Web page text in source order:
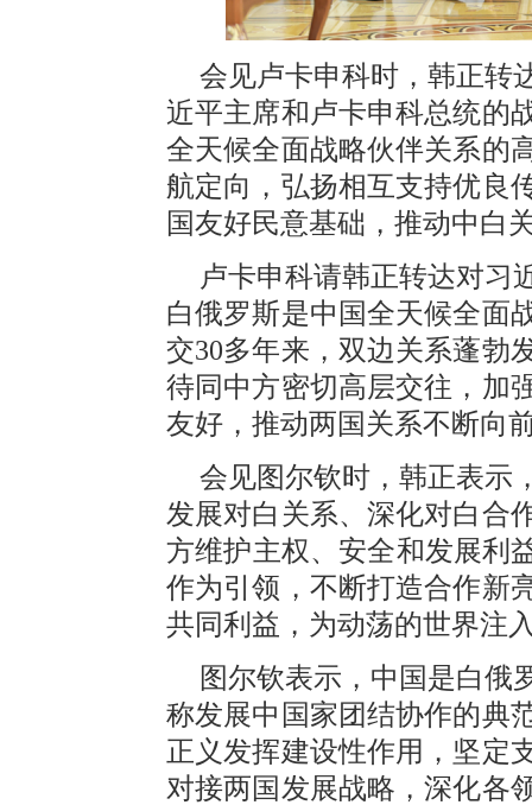
会见卢卡申科时，韩正转
近平主席和卢卡申科总统的
全天候全面战略伙伴关系的
航定向，弘扬相互支持优良
国友好民意基础，推动中白
卢卡申科请韩正转达对习
白俄罗斯是中国全天候全面
交30多年来，双边关系蓬勃
待同中方密切高层交往，加
友好，推动两国关系不断向
会见图尔钦时，韩正表示
发展对白关系、深化对白合
方维护主权、安全和发展利
作为引领，不断打造合作新
共同利益，为动荡的世界注
图尔钦表示，中国是白俄
称发展中国家团结协作的典
正义发挥建设性作用，坚定
对接两国发展战略，深化各